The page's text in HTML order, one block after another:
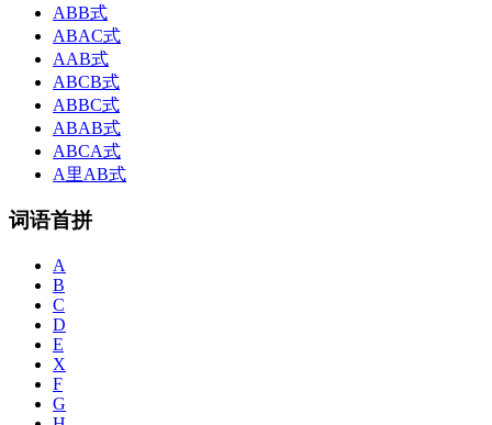
ABB式
ABAC式
AAB式
ABCB式
ABBC式
ABAB式
ABCA式
A里AB式
词语首拼
A
B
C
D
E
X
F
G